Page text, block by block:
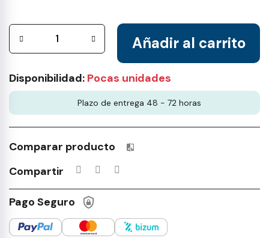
Añadir al carrito
Disponibilidad: Pocas unidades
Plazo de entrega 48 - 72 horas
Comparar producto Productos incluidos en tu lista
Compartir
Pago Seguro